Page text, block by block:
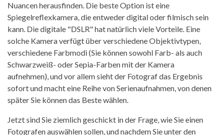
Nuancen herausfinden. Die beste Option ist eine
Spiegelreflexkamera, die entweder digital oder filmisch sein
kann. Die digitale "DSLR" hat natürlich viele Vorteile. Eine
solche Kamera verfügt über verschiedene Objektivtypen,
verschiedene Farbmodi (Sie können sowohl Farb- als auch
Schwarzweiß- oder Sepia-Farben mit der Kamera
aufnehmen), und vor allem sieht der Fotograf das Ergebnis
sofort und macht eine Reihe von Serienaufnahmen, von denen
später Sie können das Beste wählen.
Jetzt sind Sie ziemlich geschickt in der Frage, wie Sie einen
Fotografen auswählen sollen, und nachdem Sie unter den